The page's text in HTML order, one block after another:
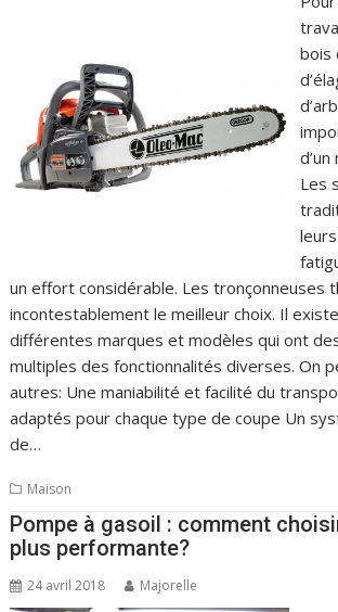
bois
Les
un effort considérable. Les tronçonneuses
incontestablement le meilleur choix. Il
différentes marques et modèles qui ont
multiples des fonctionnalités diverses. On
autres: Une maniabilité et facilité du
adaptés pour chaque type de coupe Un
de…
Maison
Pompe à gasoil : comment
plus performante?
24 avril 2018 Majorelle